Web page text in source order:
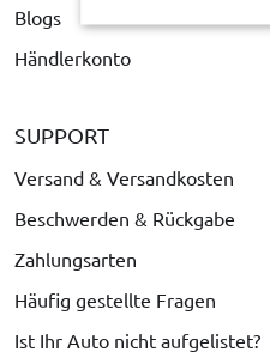
Blogs
Händlerkonto
SUPPORT
Versand & Versandkosten
Beschwerden & Rückgabe
Zahlungsarten
Häufig gestellte Fragen
Ist Ihr Auto nicht aufgelistet?